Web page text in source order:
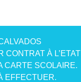
CONTRAT À L’ETAT
CARTE SCOLAIRE.
EFFECTUER.